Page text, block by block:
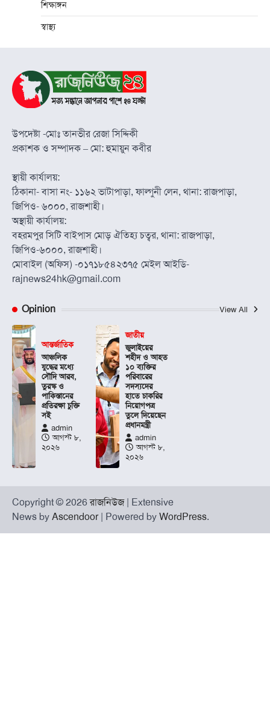
শিক্ষাঙ্গন
স্বাস্থ্য
উপদেষ্টা -মোঃ তানভীর রেজা সিদ্দিকী
প্রকাশক ও সম্পাদক – মো: হুমায়ুন কবীর
স্থায়ী কার্যালয়:
ঠিকানা- বাসা নং- ১১৬২ ভাটাপাড়া, ফাল্গুনী লেন, থানা: রাজপাড়া,
জিপিও- ৬০০০, রাজশাহী।
অস্থায়ী কার্যালয়:
বহরমপুর সিটি বাইপাস মোড় ঐতিহ্য চত্বর, থানা: রাজপাড়া,
জিপিও-৬০০০, রাজশাহী।
মোবাইল (অফিস) -০১৭১৮৫৪২৩৭৫ মেইল আইডি-
rajnews24hk@gmail.com
Opinion View All
আন্তর্জাতিক
আঞ্চলিক
যুদ্ধের মধ্যে
সৌদি আরব,
তুরস্ক ও
পাকিস্তানের
প্রতিরক্ষা চুক্তি
সই
admin
আগস্ট ৮,
২০২৬
জাতীয়
জুলাইয়ের
শহীদ ও আহত
১০ ব্যক্তির
পরিবারের
সদস্যদের
হাতে চাকরির
নিয়োগপত্র
তুলে দিয়েছেন
প্রধানমন্ত্রী
admin
আগস্ট ৮,
২০২৬
Copyright © 2026রাজনিউজ| Extensive
News by Ascendoor| Powered by WordPress.